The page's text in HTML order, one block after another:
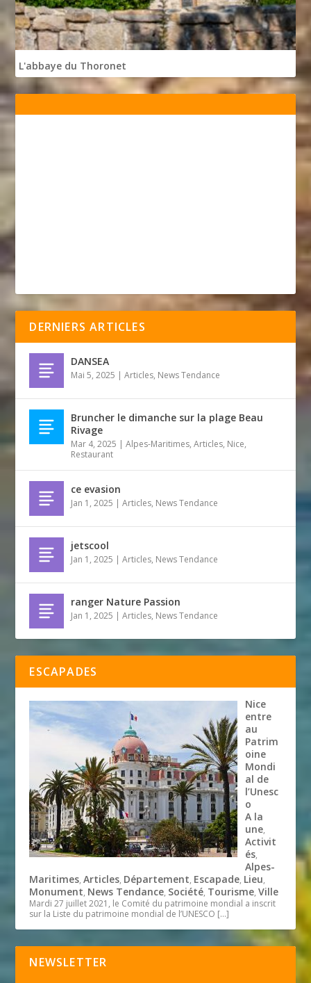
L'abbaye du Thoronet
DERNIERS ARTICLES
DANSEA
Mai 5, 2025 |Articles, News Tendance
Bruncher le dimanche sur la plage Beau
Rivage
Mar 4, 2025 |Alpes-Maritimes,Articles, Nice,
Restaurant
ce evasion
Jan 1, 2025 |Articles, News Tendance
jetscool
Jan 1, 2025 |Articles, News Tendance
ranger Nature Passion
Jan 1, 2025 |Articles, News Tendance
ESCAPADES
Nice
entre
au
Patrim
oine
Mondi
al de
l’Unesc
o
A la
une,
Activit
és,
Alpes-
Maritimes,Articles, Département, Escapade, Lieu,
Monument, News Tendance, Société, Tourisme,Ville
Mardi 27 juillet 2021, le Comité du patrimoine mondial a inscrit
sur la Liste du patrimoine mondial de l’UNESCO […]
NEWSLETTER